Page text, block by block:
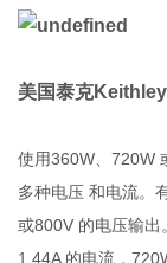
美国泰克
使用360W、720W
多种电压 和电流。
或800V 的电压输
1.44A 的电流，